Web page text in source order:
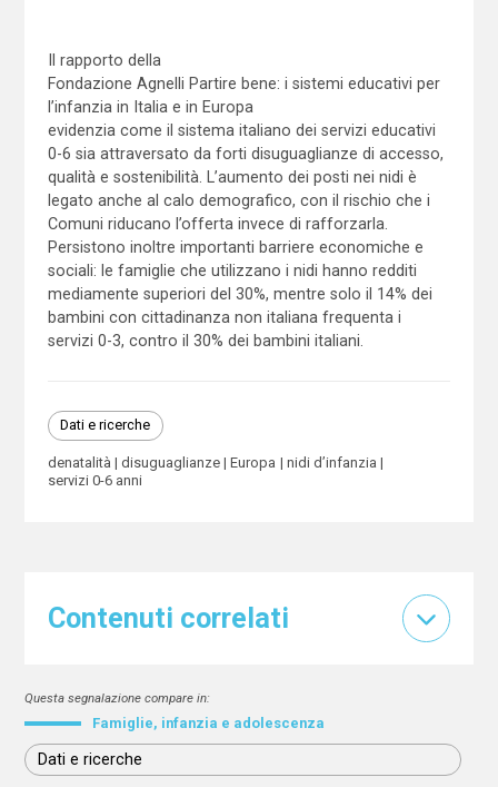
Il rapporto della
Fondazione Agnelli Partire bene: i sistemi educativi per
l’infanzia in Italia e in Europa
evidenzia come il sistema italiano dei servizi educativi
0-6 sia attraversato da forti disuguaglianze di accesso,
qualità e sostenibilità. L’aumento dei posti nei nidi è
legato anche al calo demografico, con il rischio che i
Comuni riducano l’offerta invece di rafforzarla.
Persistono inoltre importanti barriere economiche e
sociali: le famiglie che utilizzano i nidi hanno redditi
mediamente superiori del 30%, mentre solo il 14% dei
bambini con cittadinanza non italiana frequenta i
servizi 0-3, contro il 30% dei bambini italiani.
Dati e ricerche
denatalità disuguaglianze Europa
nidi d’infanzia
servizi 0-6 anni
Contenuti correlati
Questa segnalazione compare in:
Famiglie, infanzia e adolescenza
Dati e ricerche